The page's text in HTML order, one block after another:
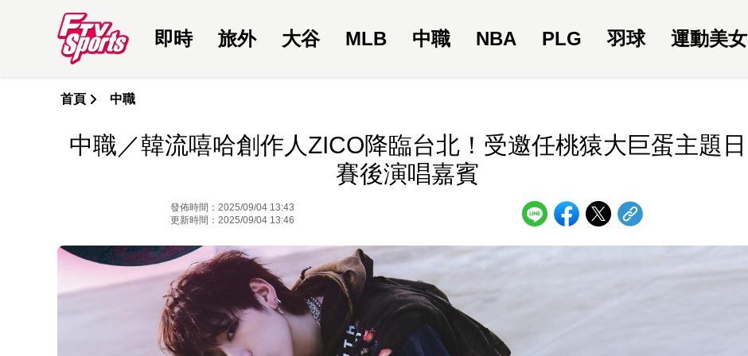
即時 旅外 大谷 MLB 中職 NBA PLG 羽球 運動美女
首頁 中職
中職／韓流嘻哈創作人ZICO降臨台北！受邀任桃猿大巨蛋主題日
賽後演唱嘉賓
發佈時間：2025/09/04 13:43
更新時間：2025/09/04 13:46